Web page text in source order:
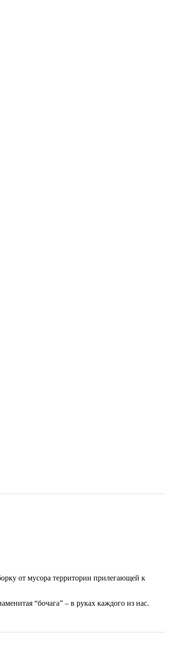
от мусора территории прилегающей к
“бочага” – в руках каждого из нас.